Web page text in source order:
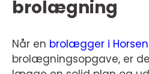
brolægning
Når en brolægger i
brolægningsopgave, er